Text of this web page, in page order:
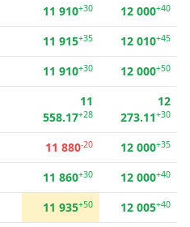
11 910+30 12 000+40
11 915+35 12 010+45
11 910+30 12 000+50
11
558.17+28
12
273.11+30
11 880-20 12 000+35
11 860+30 12 000+40
11 935+50 12 005+40